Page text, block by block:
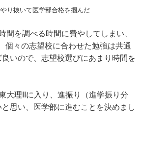
り抜いて医学部合格を掴んだ
を調べる時間に費やしてしまい、
個々の志望校に合わせた勉強は共通
いので、志望校選びにあまり時間を
大理IIに入り、進振り（進学振り分
思い、医学部に進むことを決めまし